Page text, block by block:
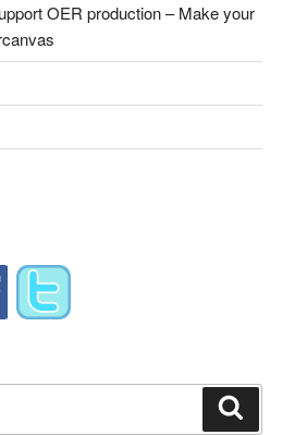
OER production – Make your